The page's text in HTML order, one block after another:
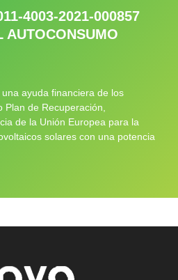
4003-2021-000857
AUTOCONSUMO
ayuda financiera de los
de Recuperación,
de la Unión Europea para la
solares con una potencia